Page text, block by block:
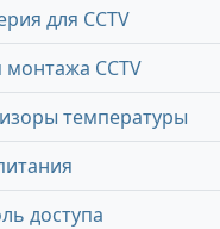
для CCTV
монтажа CCTV
температуры
доступа